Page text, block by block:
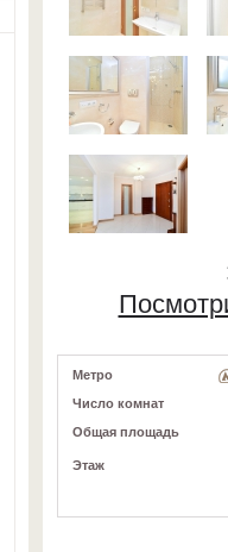
Метро
Число комнат
Общая площадь
Этаж